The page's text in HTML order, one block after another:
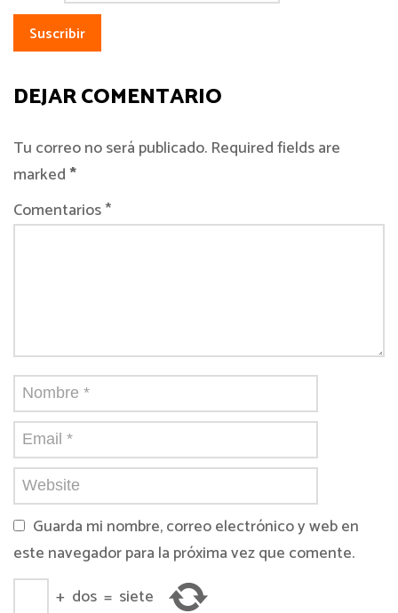
DEJAR COMENTARIO
Tu correo no será publicado. Required fields are
marked*
Comentarios *
Guarda mi nombre, correo electrónico y web en
este navegador para la próxima vez que comente.
+ dos = siete